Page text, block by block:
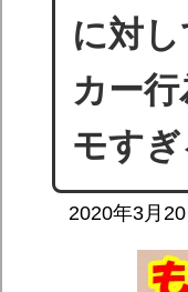
に対
カー
モすぎ
2020年3月20